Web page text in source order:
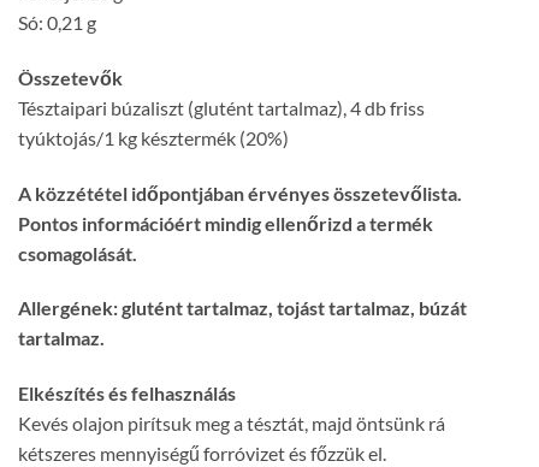
Só: 0,21 g
Összetevők
Tésztaipari búzaliszt (glutént tartalmaz), 4 db friss
tyúktojás/1 kg késztermék (20%)
A közzététel időpontjában érvényes összetevőlista.
Pontos információért mindig ellenőrizd a termék
csomagolását.
Allergének: glutént tartalmaz, tojást tartalmaz, búzát
tartalmaz.
Elkészítés és felhasználás
Kevés olajon pirítsuk meg a tésztát, majd öntsünk rá
kétszeres mennyiségű forróvizet és főzzük el.